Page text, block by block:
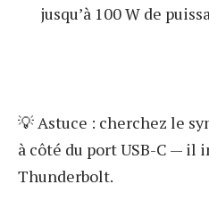
jusqu’à 100 W de
💡 Astuce : cherchez le
à côté du port USB-C —
Thunderbolt.